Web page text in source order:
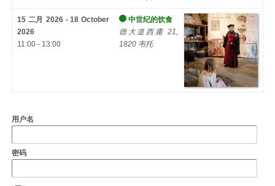
15 二月 2026 - 18 October
2026
11:00 - 13:00
中世纪的饮食
德大道西庸 21,
1820 韦托
用户名
密码